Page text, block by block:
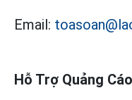
Email:
Hỗ Trợ Quảng Cáo